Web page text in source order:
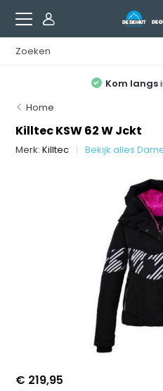
Kom langs
Home
Killtec KSW 62 W Jckt
Merk:Killtec Bekijk alles
€ 219,95